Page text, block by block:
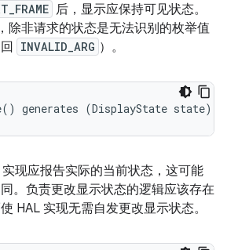
后，显示应保持可见状态。
除非请求的状态是无法识别的枚举值
INVALID_ARG ）。
generates (DisplayState state);
现应报告实际的当前状态，这可能
。负责更改显示状态的逻辑应该存在
HAL 实现无需自发更改显示状态。